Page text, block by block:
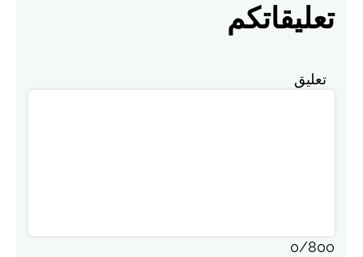
تعليقاتكم
تعليق
0/800